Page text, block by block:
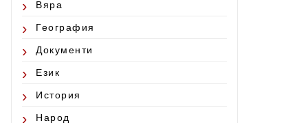
Вяра
География
Документи
Език
История
Народ